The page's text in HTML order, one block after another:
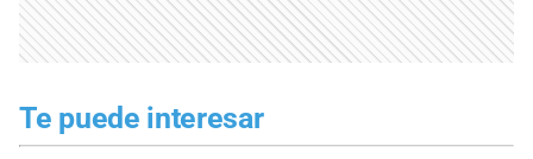
Te puede interesar